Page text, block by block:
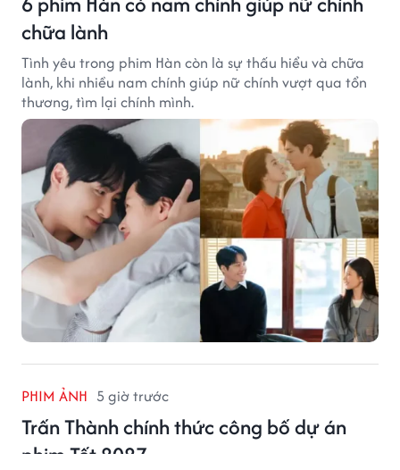
chữa lành
Tình yêu trong phim Hàn còn là sự thấu hiểu và chữa
lành, khi nhiều nam chính giúp nữ chính vượt qua tổn
thương, tìm lại chính mình.
PHIM ẢNH 5 giờ trước
Trấn Thành chính thức công bố dự án
phim Tết 2027